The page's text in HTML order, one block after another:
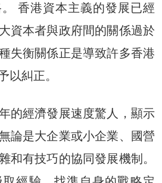
香港資本主義的發展已經
資本者與政府間的關係過於
失衡關係正是導致許多香港
以糾正。
的經濟發展速度驚人，顯示
論是大企業或小企業、國營
和有技巧的協同發展機制。